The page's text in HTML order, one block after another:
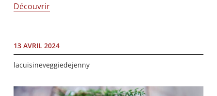
Découvrir
13 AVRIL 2024
lacuisineveggiedejenny